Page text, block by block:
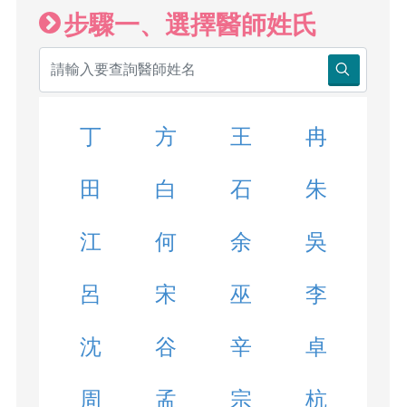
步驟一、選擇醫師姓氏
丁 方 王 冉
田 白 石 朱
江 何 余 吳
呂 宋 巫 李
沈 谷 辛 卓
周 孟 宗 杭